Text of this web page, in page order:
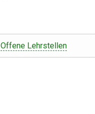
Offene Lehrstellen